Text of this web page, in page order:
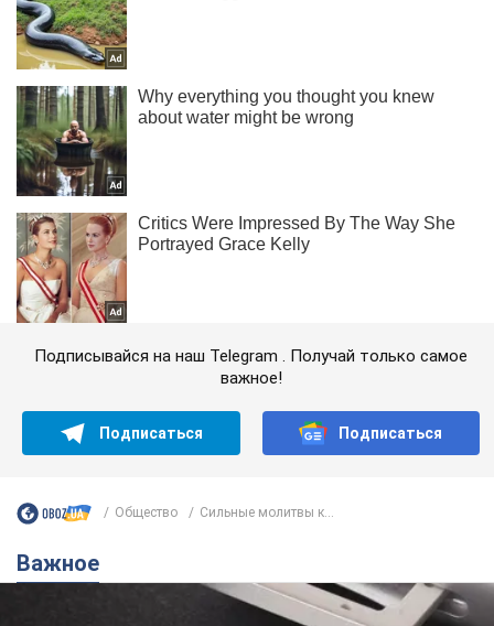
Подписывайся на наш Telegram . Получай только самое
важное!
Подписаться Подписаться
Общество Сильные молитвы к...
Важное